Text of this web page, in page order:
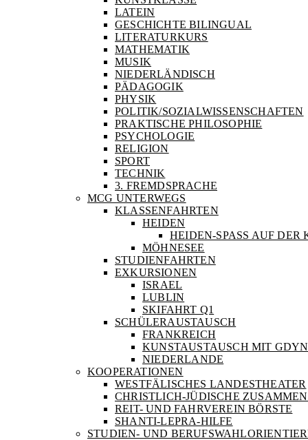
LATEIN
GESCHICHTE BILINGUAL
LITERATURKURS
MATHEMATIK
MUSIK
NIEDERLÄNDISCH
PÄDAGOGIK
PHYSIK
POLITIK/SOZIALWISSENSCHAFTEN
PRAKTISCHE PHILOSOPHIE
PSYCHOLOGIE
RELIGION
SPORT
TECHNIK
3. FREMDSPRACHE
MCG UNTERWEGS
KLASSENFAHRTEN
HEIDEN
HEIDEN-SPASS AUF DER
MÖHNESEE
STUDIENFAHRTEN
EXKURSIONEN
ISRAEL
LUBLIN
SKIFAHRT Q1
SCHÜLERAUSTAUSCH
FRANKREICH
KUNSTAUSTAUSCH MIT
NIEDERLANDE
KOOPERATIONEN
WESTFÄLISCHES LANDESTHEATER
CHRISTLICH-JÜDISCHE
REIT- UND FAHRVEREIN BÖRSTE
SHANTI-LEPRA-HILFE
STUDIEN- UND